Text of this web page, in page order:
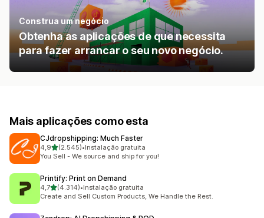
Construa um negócio
Obtenha as aplicações de que necessita
para fazer arrancar o seu novo negócio.
Mais aplicações como esta
CJdropshipping: Much Faster
4,9de 5 estrelas
(2.545)
2545 total de avaliações
•Instalação gratuita
You Sell - We source and ship for you!
Printify: Print on Demand
4,7de 5 estrelas
(4.314)
4314 total de avaliações
•Instalação gratuita
Create and Sell Custom Products, We Handle the Rest.